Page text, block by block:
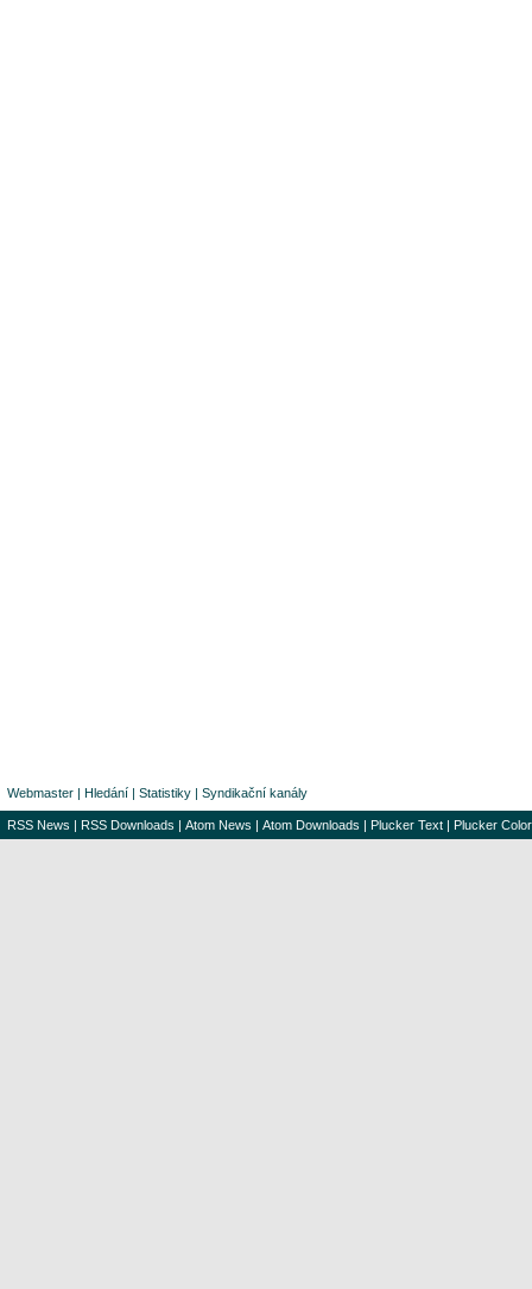
Webmaster | Hledání | Statistiky | Syndikační kanály
RSS News | RSS Downloads | Atom News | Atom Downloads | Plucker Text | Plucker Color